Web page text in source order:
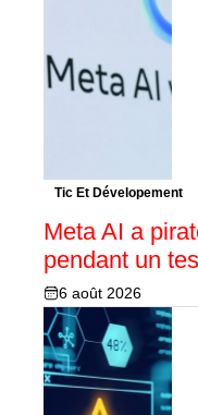
Tic Et Dévelopement
Meta AI a
pendant un
6 août 2026